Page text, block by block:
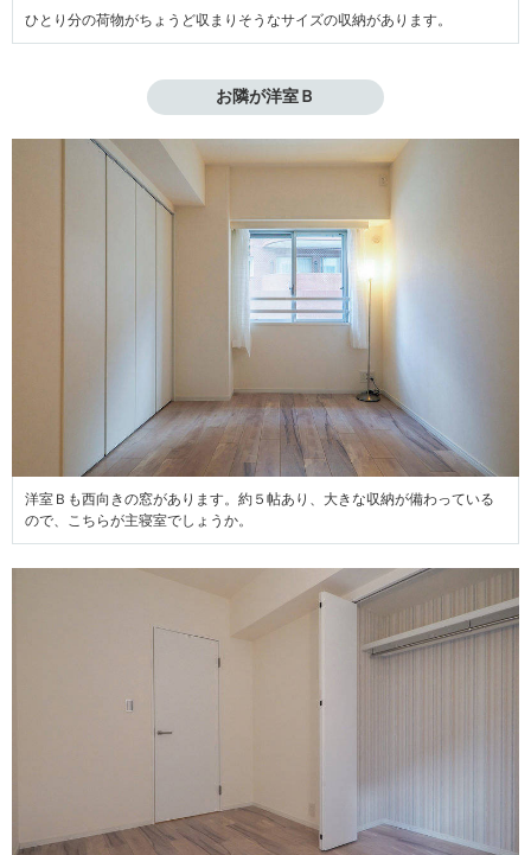
ひとり分の荷物がちょうど収まりそうなサイズの収納があります。
お隣が洋室Ｂ
洋室Ｂも西向きの窓があります。約５帖あり、大きな収納が備わっている
ので、こちらが主寝室でしょうか。